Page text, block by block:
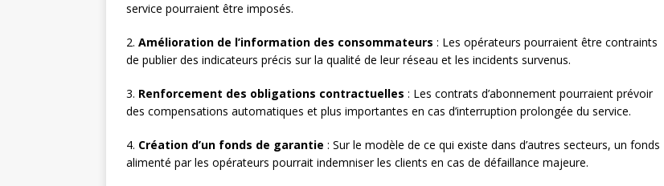
service pourraient être imposés.
2. Amélioration de l’information des consommateurs : Les opérateurs pourraient être contraints
de publier des indicateurs précis sur la qualité de leur réseau et les incidents survenus.
3. Renforcement des obligations contractuelles : Les contrats d’abonnement pourraient prévoir
des compensations automatiques et plus importantes en cas d’interruption prolongée du service.
4. Création d’un fonds de garantie : Sur le modèle de ce qui existe dans d’autres secteurs, un fonds
alimenté par les opérateurs pourrait indemniser les clients en cas de défaillance majeure.